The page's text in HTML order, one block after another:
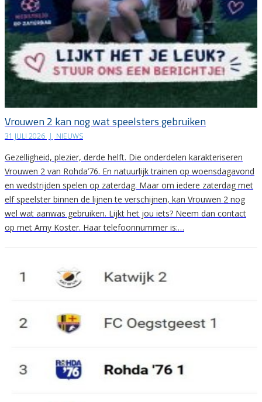
Vrouwen 2 kan nog wat speelsters gebruiken
31 JULI 2026 | NIEUWS
Gezelligheid, plezier, derde helft. Die onderdelen karakteriseren
Vrouwen 2 van Rohda’76. En natuurlijk trainen op woensdagavond
en wedstrijden spelen op zaterdag. Maar om iedere zaterdag met
elf speelster binnen de lijnen te verschijnen, kan Vrouwen 2 nog
wel wat aanwas gebruiken. Lijkt het jou iets? Neem dan contact
op met Amy Koster. Haar telefoonnummer is:…